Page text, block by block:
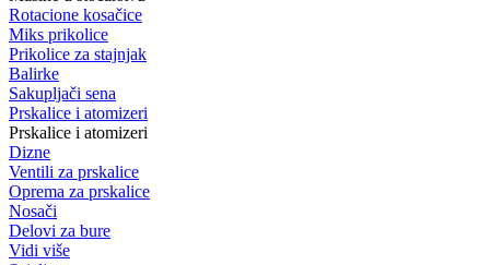
Rotacione kosačice
Miks prikolice
Prikolice za stajnjak
Balirke
Sakupljači sena
Prskalice i atomizeri
Prskalice i atomizeri
Dizne
Ventili za prskalice
Oprema za prskalice
Nosači
Delovi za bure
Vidi više